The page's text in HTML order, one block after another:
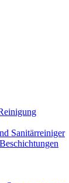
Sanitärreiniger